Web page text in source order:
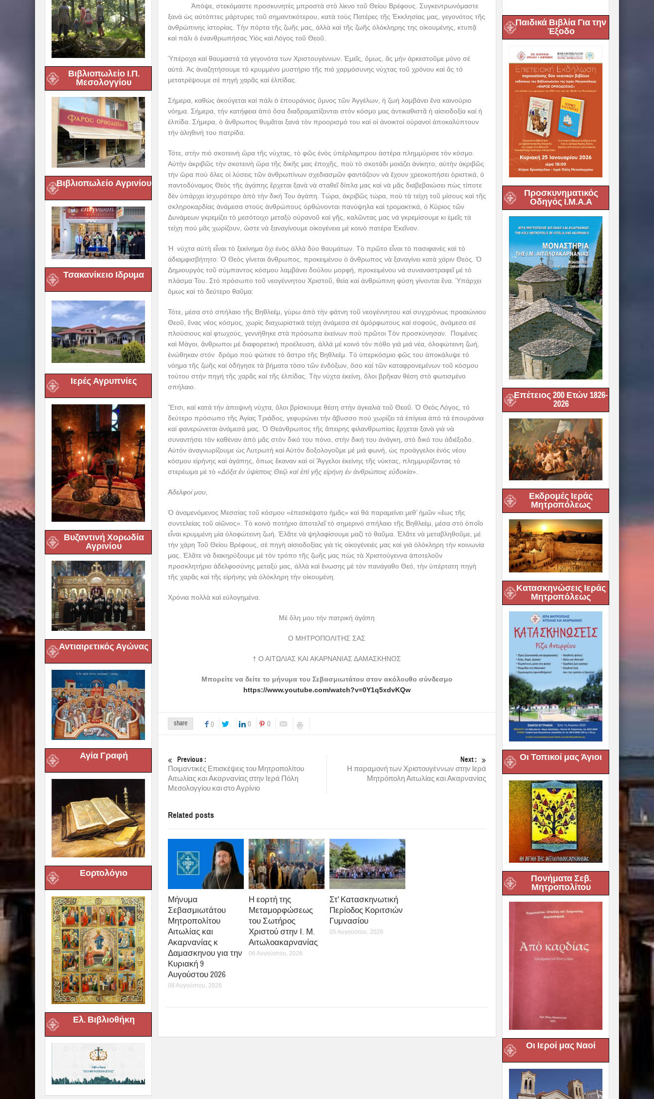
Βιβλιοπωλείο Ι.Π.
Μεσολογγίου
Βιβλιοπωλείο Αγρινίου
Τσακανίκειο Ιδρυμα
Ιερές Αγρυπνίες
Βυζαντινή Χορωδία
Αγρινίου
Αντιαιρετικός Αγώνας
Αγία Γραφή
Εορτολόγιο
Ελ. Βιβλιοθήκη
Ἀπόψε, στεκόμαστε προσκυνητὲς μπροστὰ στὸ λίκνο τοῦ Θείου Βρέφους. Συγκεντρωνόμαστε
ξανὰ ὡς αὐτόπτες μάρτυρες τοῦ σημαντικότερου, κατὰ τοὺς Πατέρες τῆς Ἐκκλησίας μας, γεγονότος τῆς
ἀνθρώπινης ἱστορίας. Τὴν πόρτα τῆς ζωῆς μας, ἀλλὰ καὶ τῆς ζωῆς ὁλόκληρης της οἰκουμένης, κτυπᾷ
καὶ πάλι ὁ ἐνανθρωπήσας Υἱὸς καὶ Λόγος τοῦ Θεοῦ.
Ὑπέροχα καί θαυμαστά τά γεγονότα των Χριστουγέννων. Ἐμεῖς, ὅμως, ἄς μήν ἀρκεστοῦμε μόνο σέ
αὐτά. Ἀς ἀναζητήσουμε τό κρυμμένο μυστήριο τῆς πιό χαρμόσυνης νύχτας τοῦ χρόνου καί ἄς τό
μετατρέψουμε σέ πηγή χαρᾶς καί ἐλπίδας.
Σήμερα, καθώς ἀκούγεται καί πάλι ὁ ἐπουράνιος ὕμνος τῶν Ἀγγέλων, ἡ ζωή λαμβάνει ἕνα καινούριο
νόημα. Σήμερα, τήν κατήφεια ἀπό ὅσα διαδραματίζονται στόν κόσμο μας ἀντικαθιστᾶ ἡ αἰσιοδοξία καί ἡ
ἐλπίδα. Σήμερα, ὁ ἄνθρωπος θυμᾶται ξανά τόν προορισμό του καί οἱ ἀνοικτοί οὐρανοί ἀποκαλύπτουν
τήν ἀληθινή του πατρίδα.
Τότε, στὴν πιὸ σκοτεινὴ ὥρα τῆς νύχτας, τὸ φῶς ἑνὸς ὑπέρλαμπρου ἀστέρα πλημμύρισε τὸν κόσμο.
Αὐτὴν ἀκριβῶς τὴν σκοτεινὴ ὥρα τῆς δικῆς μας ἐποχῆς, ποὺ τὸ σκοτάδι μοιάζει ἀνίκητο, αὐτὴν ἀκριβῶς
τὴν ὥρα ποὺ ὅλες οἱ λύσεις τῶν ἀνθρωπίνων σχεδιασμῶν φαντάζουν νὰ ἔχουν χρεοκοπήσει ὁριστικά, ὁ
παντοδύναμος Θεὸς τῆς ἀγάπης ἔρχεται ξανὰ νὰ σταθεῖ δίπλα μας καὶ νὰ μᾶς διαβεβαιώσει πὼς τίποτε
δὲν ὑπάρχει ἰσχυρότερο ἀπὸ τὴν δική Του ἀγάπη. Τώρα, ἀκριβῶς τώρα, ποὺ τὰ τείχη τοῦ μίσους καὶ τῆς
σκληροκαρδίας ἀνάμεσα στοὺς ἀνθρώπους ὀρθώνονται πανύψηλα καὶ τρομακτικά, ὁ Κύριος τῶν
Δυνάμεων γκρεμίζει τὸ μεσότοιχο μεταξὺ οὐρανοῦ καὶ γῆς, καλῶντας μας νά γκρεμίσουμε κι ἐμεῖς τὰ
τείχη πού μᾶς χωρίζουν, ὥστε νὰ ξαναγίνουμε οἰκογένεια μὲ κοινὸ πατέρα Ἐκεῖνον.
Ἡ νύχτα αὐτὴ εἶναι τὸ ξεκίνημα ὄχι ἑνὸς ἀλλὰ δύο θαυμάτων. Τὸ πρῶτο εἶναι τὸ πασιφανὲς καὶ τὸ
ἀδιαμφισβήτητο: Ὁ Θεὸς γίνεται ἄνθρωπος, προκειμένου ὁ ἄνθρωπος νὰ ξαναγίνει κατὰ χάριν Θεός. Ὁ
Δημιουργός τοῦ σύμπαντος κόσμου λαμβάνει δούλου μορφή, προκειμένου νά συναναστραφεῖ μέ τό
πλάσμα Του. Στό πρόσωπο τοῦ νεογέννητου Χριστοῦ, θεία καί ἀνθρώπινη φύση γίνονται ἕνα. Ὑπάρχει
ὅμως καὶ τὸ δεύτερο θαῦμα:
Τότε, μέσα στό σπήλαιο τῆς Βηθλεέμ, γύρω ἀπὸ τὴν φάτνη τοῦ νεογέννητου καὶ συγχρόνως προαιώνιου
Θεοῦ, ἕνας νέος κόσμος, χωρὶς διαχωριστικά τείχη ἀνάμεσα σέ ἀμόρφωτους καί σοφούς, ἀνάμεσα σέ
πλούσιους καί φτωχούς, γεννήθηκε στὰ πρόσωπα ἐκείνων ποὺ πρῶτοι Τὸν προσκύνησαν. Ποιμένες
καὶ Μάγοι, ἄνθρωποι μέ διαφορετική προέλευση, ἀλλά μέ κοινό τόν πόθο γιά μιά νέα, ὁλοφώτεινη ζωή,
ἑνώθηκαν στόν δρόμο ποὺ φώτισε τὸ ἄστρο τῆς Βηθλεέμ. Τὸ ὑπερκόσμιο φῶς του ἀποκάλυψε τό
νόημα τῆς ζωῆς καί ὁδήγησε τά βήματα τόσο τῶν ἐνδόξων, ὅσο καί τῶν καταφρονεμένων τοῦ κόσμου
τούτου στήν πηγή τῆς χαρᾶς καί τῆς ἐλπίδας. Τὴν νύχτα ἐκείνη, ὅλοι βρῆκαν θέση στὸ φωτισμένο
σπήλαιο.
Ἔτσι, καί κατά τήν ἀποψινὴ νύχτα, ὅλοι βρίσκουμε θέση στὴν ἀγκαλιὰ τοῦ Θεοῦ. Ὁ Θεὸς Λόγος, τό
δεύτερο πρόσωπο τῆς Ἁγίας Τριάδος, γεφυρώνει τήν ἄβυσσο πού χωρίζει τά ἐπίγεια ἀπό τά ἐπουράνια
καί φανερώνεται ἀνάμεσά μας. Ὁ Θεάνθρωπος τῆς ἄπειρης φιλανθρωπίας ἔρχεται ξανὰ γιὰ νὰ
συναντήσει τὸν καθέναν ἀπό μᾶς στὸν δικό του πόνο, στὴν δική του ἀνάγκη, στὸ δικό του ἀδιέξοδο.
Αὐτόν ἀναγνωρίζουμε ὡς Λυτρωτή καί Αὐτόν δοξολογοῦμε μέ μιά φωνή, ὡς προάγγελοι ἑνός νέου
κόσμου εἰρήνης καὶ ἀγάπης, ὅπως ἔκαναν καὶ οἱ Ἄγγελοι ἐκείνης τῆς νύκτας, πλημμυρίζοντας τὸ
στερέωμα μὲ τὸ «Δόξα ἐν ὑψίστοις Θεῷ καὶ ἐπὶ γῆς εἰρήνη ἐν ἀνθρώποις εὐδοκία».
Ἀδελφοί μου,
Ὁ ἀναμενόμενος Μεσσίας τοῦ κόσμου «ἐπεσκέψατο ἡμᾶς» καὶ θά παραμείνει μεθ’ ἡμῶν «ἕως τῆς
συντελείας τοῦ αἰῶνος». Τὸ κοινὸ ποτήριο ἀποτελεῖ τὸ σημερινό σπήλαιο τῆς Βηθλεὲμ, μέσα στὸ ὁποῖο
εἶναι κρυμμένη μία ὁλοφώτεινη ζωή. Ἐλᾶτε νὰ ψηλαφίσουμε μαζὶ τὸ θαῦμα. Ἐλᾶτε νὰ μεταβληθοῦμε, μὲ
τὴν χάρη Τοῦ Θείου Βρέφους, σὲ πηγὴ αἰσιοδοξίας γιὰ τὶς οἰκογένειές μας καὶ γιὰ ὁλόκληρη τὴν κοινωνία
μας. Ἐλᾶτε νὰ διακηρύξουμε μὲ τὸν τρόπο τῆς ζωῆς μας πὼς τὰ Χριστούγεννα ἀποτελοῦν
προσκλητήριο ἀδελφοσύνης μεταξύ μας, ἀλλὰ καὶ ἕνωσης μὲ τὸν πανάγαθο Θεό, τὴν ὑπέρτατη πηγὴ
τῆς χαρᾶς καὶ τῆς εἰρήνης γιὰ ὁλόκληρη τὴν οἰκουμένη.
Χρόνια πολλὰ καὶ εὐλογημένα.
Μέ ὅλη μου τήν πατρική ἀγάπη
Ο ΜΗΤΡΟΠΟΛΙΤΗΣ ΣΑΣ
† Ο ΑΙΤΩΛΙΑΣ ΚΑΙ ΑΚΑΡΝΑΝΙΑΣ ΔΑΜΑΣΚΗΝΟΣ
Μπορείτε να δείτε το μήνυμα του Σεβασμιωτάτου στον ακόλουθο σύνδεσμο
https://www.youtube.com/watch?v=0Y1q5xdvKQw
share 0 0 0
Previous :
Ποιμαντικές Επισκέψεις του Μητροπολίτου
Αιτωλίας και Ακαρνανίας στην Ιερά Πόλη
Μεσολογγίου και στο Αγρίνιο
Next :
Η παραμονή των Χριστουγέννων στην Ιερά
Μητρόπολη Αιτωλίας και Ακαρνανίας
Related posts
Μήνυμα
Σεβασμιωτάτου
Μητροπολίτου
Αιτωλίας και
Ακαρνανίας κ
Δαμασκηνου για την
Κυριακή 9
Αυγούστου 2026
08 Αυγούστου, 2026
Η εορτή της
Μεταμορφώσεως
του Σωτήρος
Χριστού στην Ι. Μ.
Αιτωλοακαρνανίας
06 Αυγούστου, 2026
Στ’ Κατασκηνωτική
Περίοδος Κοριτσιών
Γυμνασίου
05 Αυγούστου, 2026
Παιδικά Βιβλία Για την
Έξοδο
Προσκυνηματικός
Οδηγός Ι.Μ.Α.Α
Επέτειος 200 Ετών 1826-
2026
Εκδρομές Ιεράς
Μητροπόλεως
Κατασκηνώσεις Ιεράς
Μητροπόλεως
Οι Τοπικοί μας Άγιοι
Πονήματα Σεβ.
Μητροπολίτου
Οι Ιεροί μας Ναοί